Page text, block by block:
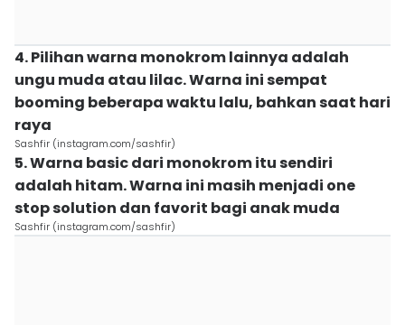
4. Pilihan warna monokrom lainnya adalah
ungu muda atau lilac. Warna ini sempat
booming beberapa waktu lalu, bahkan saat hari
raya
Sashfir (instagram.com/sashfir)
5. Warna basic dari monokrom itu sendiri
adalah hitam. Warna ini masih menjadi one
stop solution dan favorit bagi anak muda
Sashfir (instagram.com/sashfir)